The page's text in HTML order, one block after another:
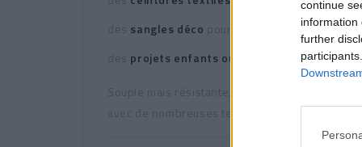
continue
information
further
sangles déco pour coussins, chaises,
projets enfants ou sport
, pour donner